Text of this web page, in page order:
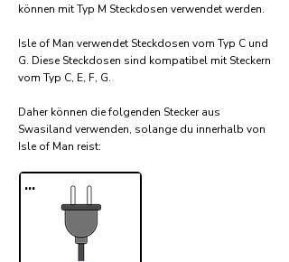
können mit Typ M Steckdosen verwendet werden.
Isle of Man verwendet Steckdosen vom Typ C und
G. Diese Steckdosen sind kompatibel mit Steckern
vom Typ C, E, F, G.
Daher können die folgenden Stecker aus
Swasiland verwenden, solange du innerhalb von
Isle of Man reist:​
...